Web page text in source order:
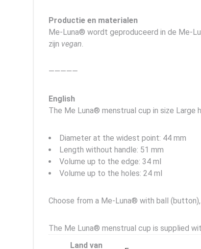
Productie en materialen
Me-Luna® wordt geproduceerd in de Me-
zijn vegan.
—————
English
The Me Luna® menstrual cup in size Large
Diameter at the widest point: 44 mm
Length without handle: 51 mm
Volume up to the edge: 34 ml
Volume up to the holes: 24 ml
Choose from a Me-Luna® with ball
The Me Luna® menstrual cup is supplied
Land van